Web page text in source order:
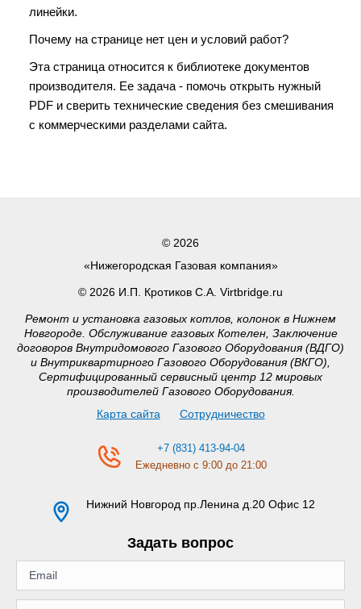
линейки.
Почему на странице нет цен и условий работ?
Эта страница относится к библиотеке документов
производителя. Ее задача - помочь открыть нужный
PDF и сверить технические сведения без смешивания
с коммерческими разделами сайта.
© 2026
«Нижегородская Газовая компания»
© 2026 И.П. Кротиков С.А. Virtbridge.ru
Ремонт и установка газовых котлов, колонок в Нижнем
Новгороде. Обслуживание газовых Котелен, Заключение
договоров Внутридомового Газового Оборудования (ВДГО)
и Внутриквартирного Газового Оборудования (ВКГО),
Сертифицированный сервисный центр 12 мировых
производителей Газового Оборудования.
Карта сайта
Сотрудничество
+7 (831) 413-94-04
Ежедневно с 9:00 до 21:00
Нижний Новгород пр.Ленина д.20 Офис 12
Задать вопрос